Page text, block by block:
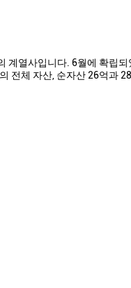
열사입니다. 6월에 확립
전체 자산, 순자산 26억과